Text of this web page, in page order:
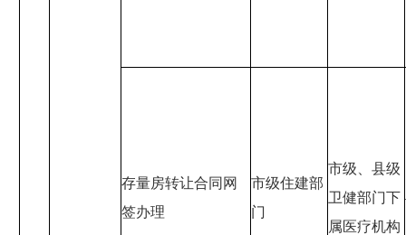
存量房转让合同网
签办理
市级住建部
门
市级、县级
卫健部门下
属医疗机构